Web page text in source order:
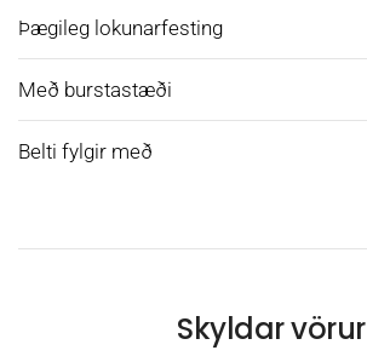
Þægileg lokunarfesting
Með burstastæði
Belti fylgir með
Skyldar vörur